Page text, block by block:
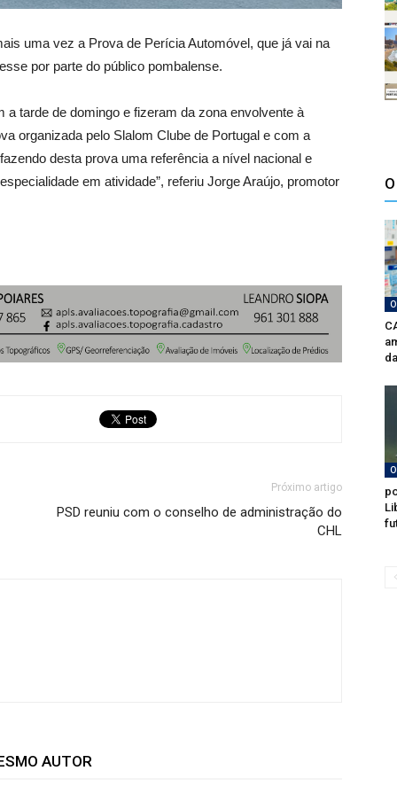
uma vez a Prova de Perícia Automóvel, que já vai na
por parte do público pombalense.
tarde de domingo e fizeram da zona envolvente à
organizada pelo Slalom Clube de Portugal e com a
desta prova uma referência a nível nacional e
em atividade”, referiu Jorge Araújo, promotor
Próximo artigo
PSD reuniu com o conselho de administração do
CHL
AUTOR